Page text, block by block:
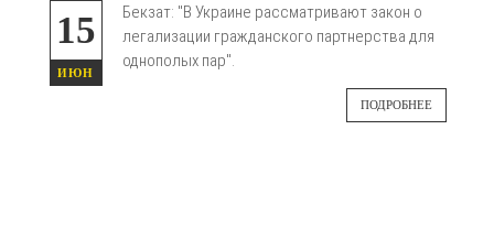
15
ИЮН
Бекзат: "В Украине рассматривают закон о
легализации гражданского партнерства для
однополых пар".
ПОДРОБНЕЕ